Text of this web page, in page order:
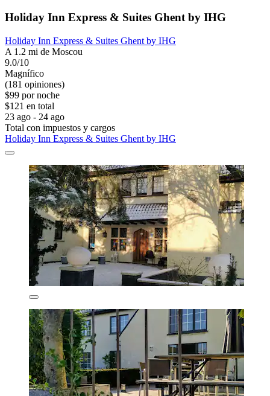
Holiday Inn Express & Suites Ghent by IHG
Holiday Inn Express & Suites Ghent by IHG
A 1.2 mi de Moscou
9.0/10
Magnífico
(181 opiniones)
$99 por noche
$121 en total
23 ago - 24 ago
Total con impuestos y cargos
Holiday Inn Express & Suites Ghent by IHG